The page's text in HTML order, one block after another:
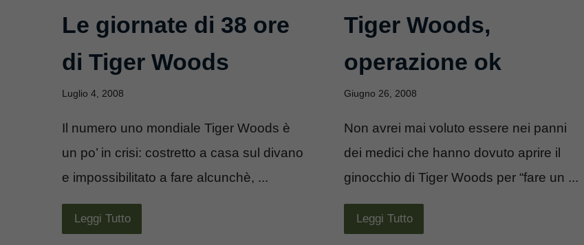
Le giornate di 38 ore
di Tiger Woods
Luglio 4, 2008
Il numero uno mondiale Tiger Woods è
un po’ in crisi: costretto a casa sul divano
e impossibilitato a fare alcunchè, ...
Leggi Tutto
Tiger Woods,
operazione ok
Giugno 26, 2008
Non avrei mai voluto essere nei panni
dei medici che hanno dovuto aprire il
ginocchio di Tiger Woods per “fare un ...
Leggi Tutto